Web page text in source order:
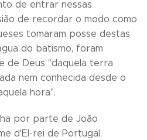
de entrar nessas
de recordar o modo como
tomaram posse destas
do batismo, foram
de Deus "daquela terra
nem conhecida desde o
hora".
por parte de João
d'El-rei de Portugal,